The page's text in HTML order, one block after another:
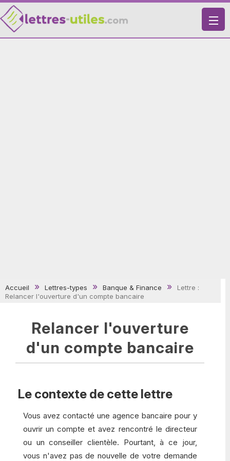
X
Accueil Lettres-types Banque & Finance
Lettre :
Relancer l'ouverture d'un compte bancaire
Relancer l'ouverture
d'un compte bancaire
Le contexte de cette lettre
Vous avez contacté une agence bancaire pour y
ouvrir un compte et avez rencontré le directeur
ou un conseiller clientèle. Pourtant, à ce jour,
vous n'avez pas de nouvelle de votre demande